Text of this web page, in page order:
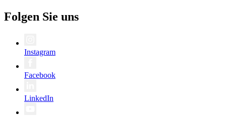
Folgen Sie uns
Instagram
Facebook
LinkedIn